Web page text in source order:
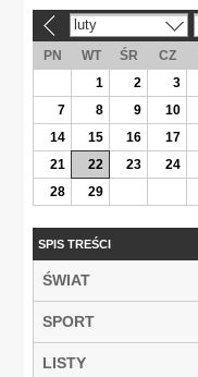
luty
PN WT ŚR CZ
1
2 3
7
8 9 10
14
15 16 17
21
22 23 24
28
29
SPIS TREŚCI
ŚWIAT
SPORT
LISTY